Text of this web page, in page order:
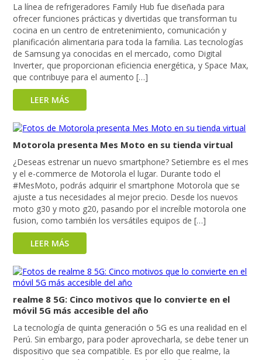
La línea de refrigeradores Family Hub fue diseñada para
ofrecer funciones prácticas y divertidas que transforman tu
cocina en un centro de entretenimiento, comunicación y
planificación alimentaria para toda la familia. Las tecnologías
de Samsung ya conocidas en el mercado, como Digital
Inverter, que proporcionan eficiencia energética, y Space Max,
que contribuye para el aumento […]
LEER MÁS
Motorola presenta Mes Moto en su tienda virtual
¿Deseas estrenar un nuevo smartphone? Setiembre es el mes
y el e-commerce de Motorola el lugar. Durante todo el
#MesMoto, podrás adquirir el smartphone Motorola que se
ajuste a tus necesidades al mejor precio. Desde los nuevos
moto g30 y moto g20, pasando por el increíble motorola one
fusion, como también los versátiles equipos de […]
LEER MÁS
realme 8 5G: Cinco motivos que lo convierte en el
móvil 5G más accesible del año
La tecnología de quinta generación o 5G es una realidad en el
Perú. Sin embargo, para poder aprovecharla, se debe tener un
dispositivo que sea compatible. Es por ello que realme, la